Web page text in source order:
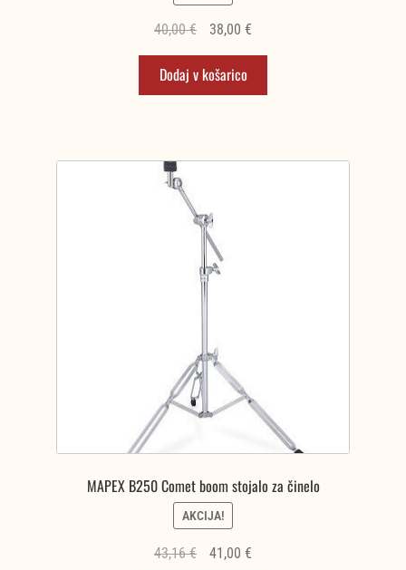
40,00€
Izvirna
je
bila:
38,00 €Trenutna
38,00 €.
Dodaj v košarico
MAPEX B250 Comet boom stojalo za činelo
AKCIJA!
43,16€
Izvirna
41,00 €Trenutna